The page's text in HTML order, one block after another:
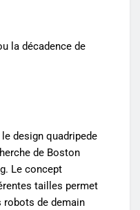
la décadence de
design quadripede
de Boston
Le concept
tailles permet
robots de demain